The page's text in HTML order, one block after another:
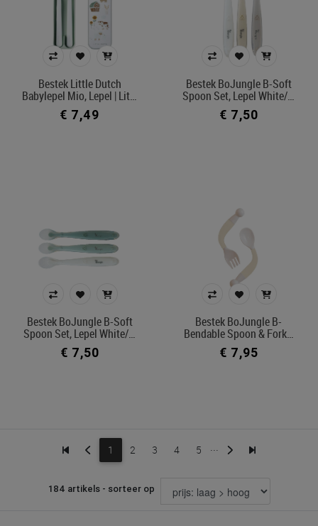
Bestek Little Dutch
Babylepel Mio, Lepel | Lit…
€ 7,49
Bestek BoJungle B-Soft
Spoon Set, Lepel White/…
€ 7,50
Bestek BoJungle B-Soft
Spoon Set, Lepel White/…
€ 7,50
Bestek BoJungle B-
Bendable Spoon & Fork…
€ 7,95
1 2 3 4 5 ...
184 artikels - sorteer op